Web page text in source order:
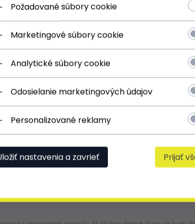
mógł ograniczyć wyniki wyszukiwania korzystając z
Požadované súbory cookie
Marketingové súbory cookie
Analytické súbory cookie
Odosielanie marketingových údajov
Personalizované reklamy
nastavenia a zavrieť Prijať